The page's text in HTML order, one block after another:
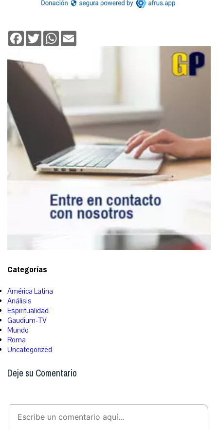
Facebook
TwitterWhatsApp
Categorías
América Latina
Análisis
Espiritualidad
Gaudium-TV
Mundo
Roma
Uncategorized
Deje su Comentario